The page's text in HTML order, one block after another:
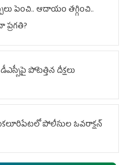
పెంచి.. ఆదాయం తగ్గించి..
పోటెత్తిన దీక్షలు
పోలీసుల ఓవ‌రాక్ష‌న్‌